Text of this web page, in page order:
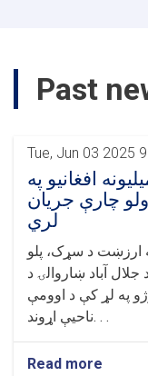
سړک
جوړولو
څخه
لیدنه
Past
Tue, Jun 03 2025
ناحیې کې د ١١،٨ ميليونه افغانيو په
چارې جریان
لري
افغانیو په ارزښت د سړک، پلو
آباد ښاروالۍ د
په لړ کې د اوومې
ناحیې اړوند. . .
Read more